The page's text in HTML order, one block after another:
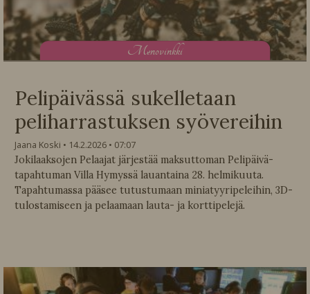
Menovinkki
Pelipäivässä sukelletaan
peliharrastuksen syövereihin
Jaana Koski 14.2.2026
07:07
Jokilaaksojen Pelaajat järjestää maksuttoman Pelipäivä-
tapahtuman Villa Hymyssä lauantaina 28. helmikuuta.
Tapahtumassa pääsee tutustumaan miniatyyripeleihin, 3D-
tulostamiseen ja pelaamaan lauta- ja korttipelejä.